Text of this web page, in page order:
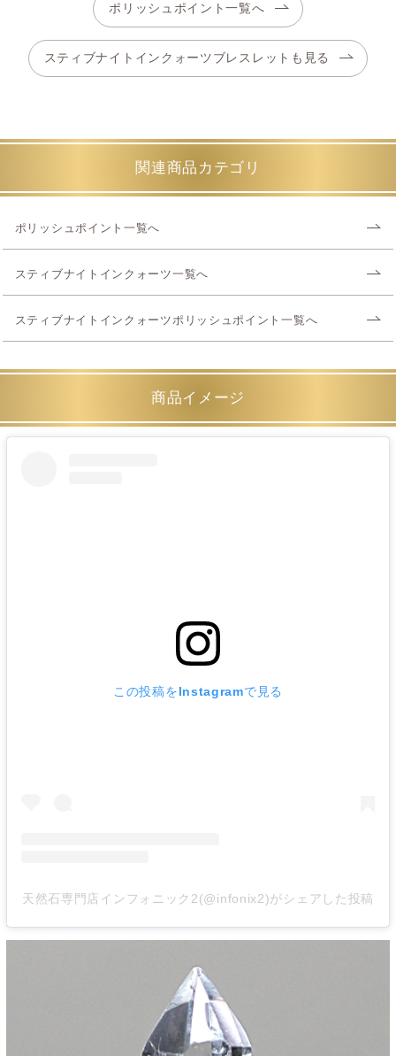
ポリッシュポイント一覧へ
スティブナイトインクォーツブレスレットも見る
関連商品カテゴリ
ポリッシュポイント一覧へ
スティブナイトインクォーツ一覧へ
スティブナイトインクォーツポリッシュポイント一覧へ
商品イメージ
この投稿をInstagramで見る
天然石専門店インフォニック2(@infonix2)がシェアした投稿